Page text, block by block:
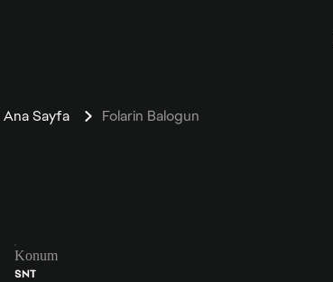
Ana Sayfa Folarin Balogun
Konum
SNT